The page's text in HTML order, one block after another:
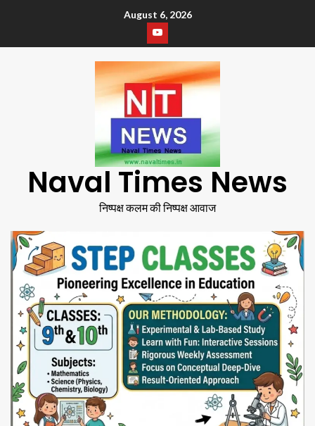
August 6, 2026
Naval Times News
निष्पक्ष कलम की निष्पक्ष आवाज